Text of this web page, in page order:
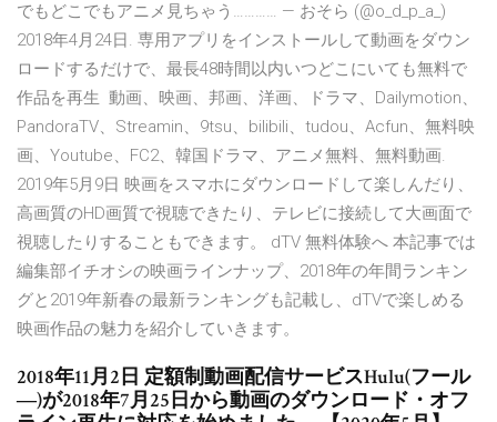
でもどこでもアニメ見ちゃう………… — おそら (@o_d_p_a_)
2018年4月24日. 専用アプリをインストールして動画をダウン
ロードするだけで、最長48時間以内いつどこにいても無料で
作品を再生 動画、映画、邦画、洋画、ドラマ、Dailymotion、
PandoraTV、Streamin、9tsu、bilibili、tudou、Acfun、無料映
画、Youtube、FC2、韓国ドラマ、アニメ無料、無料動画.
2019年5月9日 映画をスマホにダウンロードして楽しんだり、
高画質のHD画質で視聴できたり、テレビに接続して大画面で
視聴したりすることもできます。 dTV 無料体験へ 本記事では
編集部イチオシの映画ラインナップ、2018年の年間ランキン
グと2019年新春の最新ランキングも記載し、dTVで楽しめる
映画作品の魅力を紹介していきます。
2018年11月2日 定額制動画配信サービスHulu(フール
―)が2018年7月25日から動画のダウンロード・オフ